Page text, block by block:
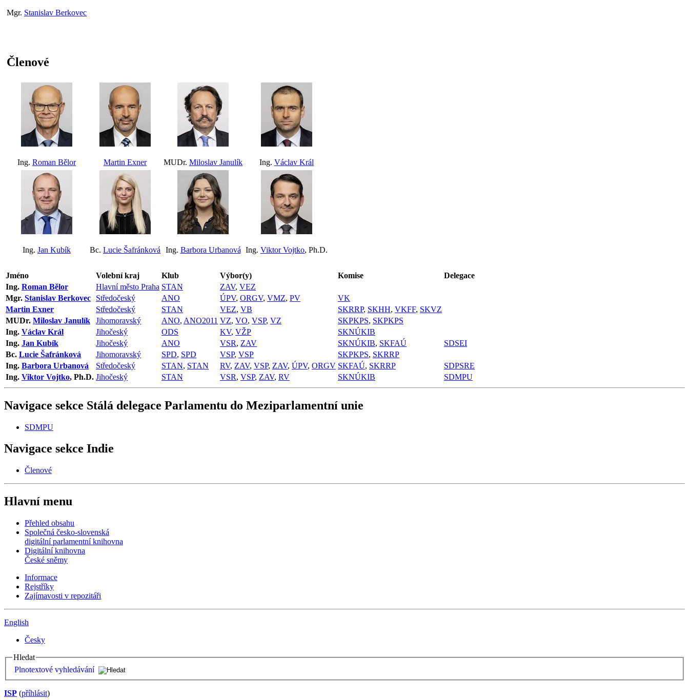
Mgr. Stanislav Berkovec
Členové
Ing. Roman Bělor Martin Exner MUDr. Miloslav Janulík Ing. Václav Král
Ing. Jan Kubík Bc. Lucie Šafránková Ing. Barbora Urbanová Ing. Viktor Vojtko, Ph.D.
Jméno Volební kraj Klub Výbor(y) Komise
Delegace
Ing. Roman Bělor Hlavní město Praha STAN ZAV, VEZ
Mgr. Stanislav Berkovec Středočeský ANO ÚPV, ORGV, VMZ, PV
VK
Martin Exner
Středočeský STAN VEZ, VB SKRRP, SKHH, VKFF, SKVZ
MUDr. Miloslav Janulík Jihomoravský ANO, ANO2011 VZ, VO, VSP, VZ SKPKPS, SKPKPS
Ing. Václav Král Jihočeský ODS KV, VŽP
SKNÚKIB
Ing. Jan Kubík Jihočeský ANO VSR, ZAV SKNÚKIB, SKFAÚ
SDSEI
Bc. Lucie Šafránková Jihomoravský SPD, SPD VSP, VSP SKPKPS, SKRRP
Ing. Barbora Urbanová Středočeský STAN, STAN RV, ZAV, VSP, ZAV, ÚPV, ORGV SKFAÚ, SKRRP
SDPSRE
Ing. Viktor Vojtko, Ph.D. Jihočeský STAN VSR, VSP, ZAV, RV SKNÚKIB SDMPU
Navigace sekce Stálá delegace Parlamentu do Meziparlamentní unie
SDMPU
Navigace sekce Indie
Členové
Hlavní menu
Přehled obsahu
Společná česko-slovenská
digitální parlamentní knihovna
Digitální knihovna
České sněmy
Informace
Rejstříky
Zajímavosti v repozitáři
English
Česky
Hledat
Plnotextové vyhledávání
ISP (příhlásit)